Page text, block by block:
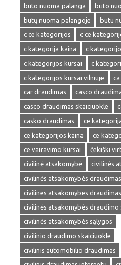
buto nuoma palanga
buto
butų nuoma palangoje
butu
c ce kategorijos
c ce
c kategorija kaina
c
c kategorijos kursai
c
c kategorijos kursai vilniuje
car draudimas
casco
casco draudimas skaiciuokle
casko draudimas
ce
ce kategorijos kaina
ce
ce vairavimo kursai
čekiški
civilinė atsakomybė
civilinės
civilinės atsakomybės
civilines atsakomybes
civilinės atsakomybės draudimo
civilinės atsakomybės sąlygos
civilinio draudimo skaiciuokle
civilinis automobilio draudimas